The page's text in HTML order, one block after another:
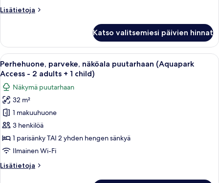
(Aquapark
2
adults
+
child)
kuvat
Lisätietoja
Lisätietoja
standard-
huone,
parveke,
näköala
(Aquapark
Access
2
adults
child)
Katso valitsemiesi päivien hinnat
Avaa
kaikki
huonetyypin
Perhehuone,
parveke,
näköala
puutarhaan
(Aquapark
Access
2
Hotellihuone, jossa on kaksi
8
Perhehuone, parveke, näköala puutarhaan (Aquapark
Access - 2 adults + 1 child)
Näkymä puutarhaan
32 m²
1 makuuhuone
3 henkilöä
1 parisänky TAI 2 yhden hengen sänkyä
Ilmainen Wi-Fi
Lisätietoja
Lisätietoja